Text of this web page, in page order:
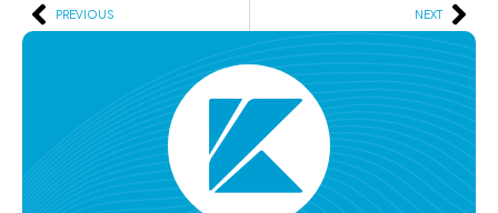
Prev
PREVIOUS NEXT